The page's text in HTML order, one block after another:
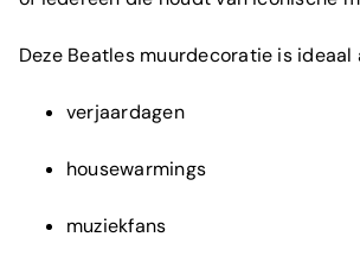
Deze Beatles muurdecoratie is ideaal
verjaardagen
housewarmings
muziekfans